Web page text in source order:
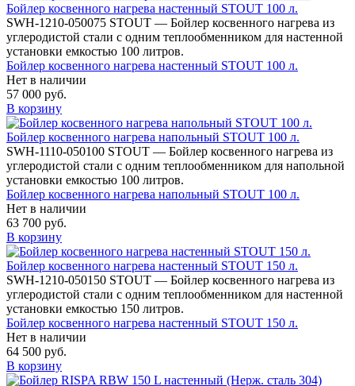
Бойлер косвенного нагрева настенный STOUT 100 л.
SWH-1210-050075 STOUT — Бойлер косвенного нагрева из
углеродистой стали с одним теплообменником для настенной
установки емкостью 100 литров.
Бойлер косвенного нагрева настенный STOUT 100 л.
Нет в наличии
57 000 руб.
В корзину
Бойлер косвенного нагрева напольный STOUT 100 л.
SWH-1110-050100 STOUT — Бойлер косвенного нагрева из
углеродистой стали с одним теплообменником для напольной
установки емкостью 100 литров.
Бойлер косвенного нагрева напольный STOUT 100 л.
Нет в наличии
63 700 руб.
В корзину
Бойлер косвенного нагрева настенный STOUT 150 л.
SWH-1210-050150 STOUT — Бойлер косвенного нагрева из
углеродистой стали с одним теплообменником для настенной
установки емкостью 150 литров.
Бойлер косвенного нагрева настенный STOUT 150 л.
Нет в наличии
64 500 руб.
В корзину